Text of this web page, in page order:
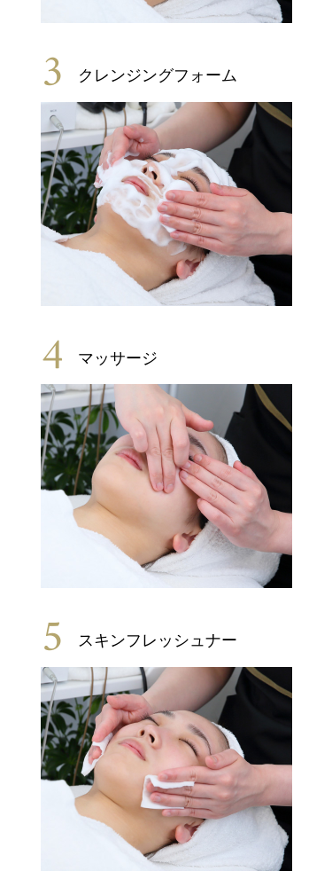
3 クレンジングフォーム
4 マッサージ
5 スキンフレッシュナー